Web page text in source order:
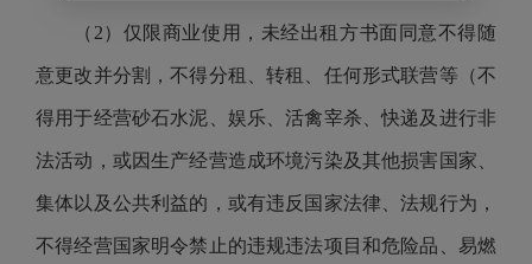
（2）仅限商业使用，未经出租方书面同意不得随
意更改并分割，不得分租、转租、任何形式联营等（不
得用于经营砂石水泥、娱乐、活禽宰杀、快递及进行非
法活动，或因生产经营造成环境污染及其他损害国家、
集体以及公共利益的，或有违反国家法律、法规行为，
不得经营国家明令禁止的违规违法项目和危险品、易燃